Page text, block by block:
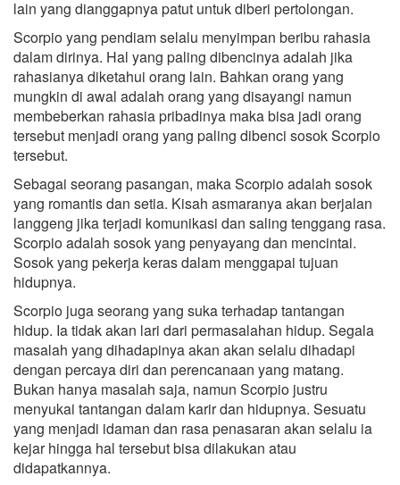
lain yang dianggapnya patut untuk diberi pertolongan.
Scorpio yang pendiam selalu menyimpan beribu rahasia
dalam dirinya. Hal yang paling dibencinya adalah jika
rahasianya diketahui orang lain. Bahkan orang yang
mungkin di awal adalah orang yang disayangi namun
membeberkan rahasia pribadinya maka bisa jadi orang
tersebut menjadi orang yang paling dibenci sosok Scorpio
tersebut.
Sebagai seorang pasangan, maka Scorpio adalah sosok
yang romantis dan setia. Kisah asmaranya akan berjalan
langgeng jika terjadi komunikasi dan saling tenggang rasa.
Scorpio adalah sosok yang penyayang dan mencintai.
Sosok yang pekerja keras dalam menggapai tujuan
hidupnya.
Scorpio juga seorang yang suka terhadap tantangan
hidup. Ia tidak akan lari dari permasalahan hidup. Segala
masalah yang dihadapinya akan akan selalu dihadapi
dengan percaya diri dan perencanaan yang matang.
Bukan hanya masalah saja, namun Scorpio justru
menyukai tantangan dalam karir dan hidupnya. Sesuatu
yang menjadi idaman dan rasa penasaran akan selalu ia
kejar hingga hal tersebut bisa dilakukan atau
didapatkannya.